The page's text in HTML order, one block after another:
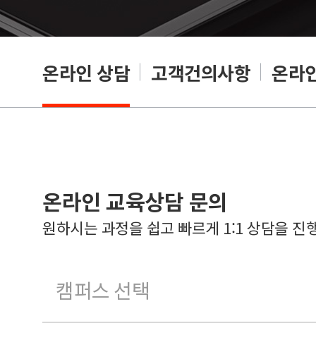
온라인 상담 고객건의사항 온라
온라인 교육상담 문의
원하시는 과정을 쉽고 빠르게 1:1 상담을 진